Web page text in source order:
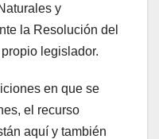
y
la Resolución del
legislador.
en que se
el recurso
aquí y también